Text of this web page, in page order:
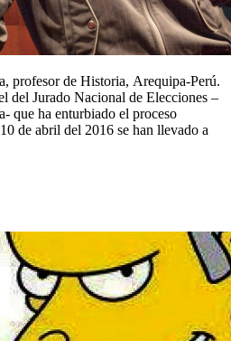
profesor de Historia, Arequipa-Perú.
del Jurado Nacional de Elecciones –
que ha enturbiado el proceso
de abril del 2016 se han llevado a